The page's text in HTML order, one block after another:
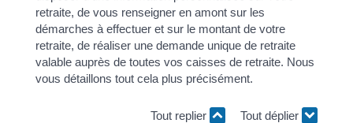
retraite, de vous renseigner en amont sur les
démarches à effectuer et sur le montant de votre
retraite, de réaliser une demande unique de retraite
valable auprès de toutes vos caisses de retraite. Nous
vous détaillons tout cela plus précisément.
Tout replier Tout déplier